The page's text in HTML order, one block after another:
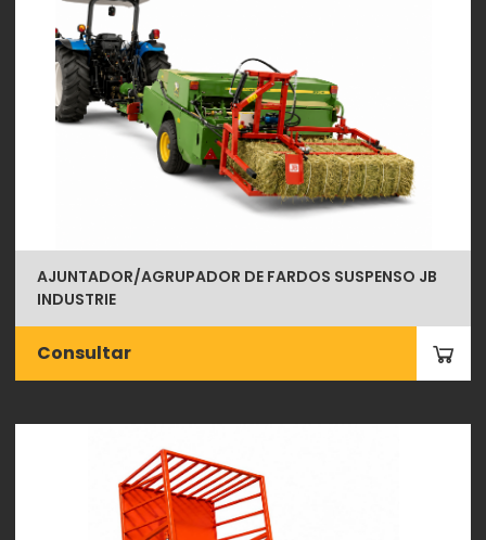
AJUNTADOR/AGRUPADOR DE FARDOS SUSPENSO JB
INDUSTRIE
Consultar